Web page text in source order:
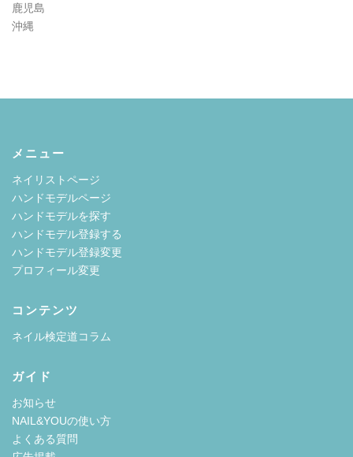
鹿児島
沖縄
メニュー
ネイリストページ
ハンドモデルページ
ハンドモデルを探す
ハンドモデル登録する
ハンドモデル登録変更
プロフィール変更
コンテンツ
ネイル検定道コラム
ガイド
お知らせ
NAIL&YOUの使い方
よくある質問